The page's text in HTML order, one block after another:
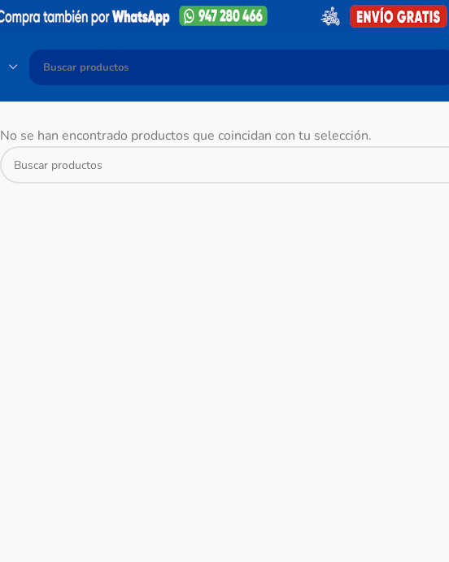
No se han encontrado productos que coincidan con tu selección.